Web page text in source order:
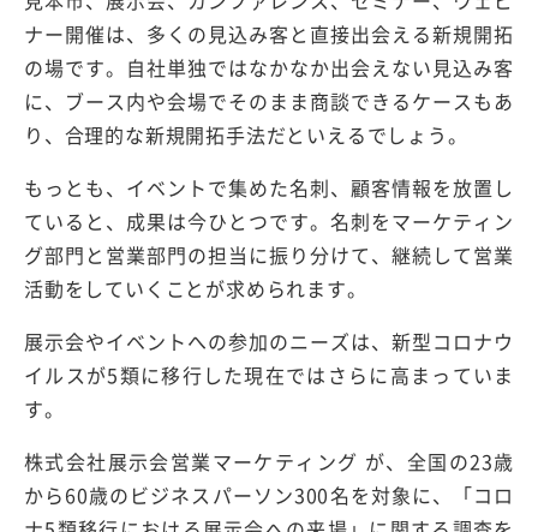
ナー開催は、多くの見込み客と直接出会える新規開拓
の場です。自社単独ではなかなか出会えない見込み客
に、ブース内や会場でそのまま商談できるケースもあ
り、合理的な新規開拓手法だといえるでしょう。
もっとも、イベントで集めた名刺、顧客情報を放置し
ていると、成果は今ひとつです。名刺をマーケティン
グ部門と営業部門の担当に振り分けて、継続して営業
活動をしていくことが求められます。
展示会やイベントへの参加のニーズは、新型コロナウ
イルスが5類に移行した現在ではさらに高まっていま
す。
株式会社展示会営業マーケティング が、全国の23歳
から60歳のビジネスパーソン300名を対象に、「コロ